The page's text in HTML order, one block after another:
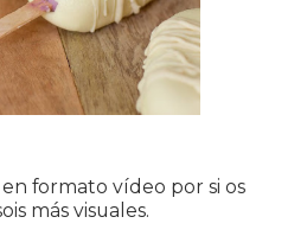
formato vídeo por si os
más visuales.